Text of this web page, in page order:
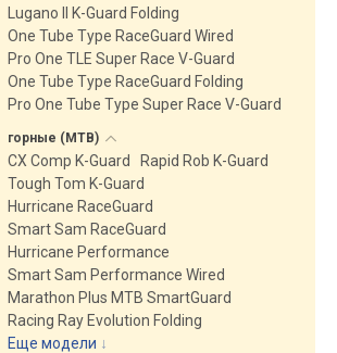
Lugano II K-Guard Folding
One Tube Type RaceGuard Wired
Pro One TLE Super Race V-Guard
One Tube Type RaceGuard Folding
Pro One Tube Type Super Race V-Guard
горные (MTB)
CX Comp K-Guard
Rapid Rob K-Guard
Tough Tom K-Guard
Hurricane RaceGuard
Smart Sam RaceGuard
Hurricane Performance
Smart Sam Performance Wired
Marathon Plus MTB SmartGuard
Racing Ray Evolution Folding
Еще модели ↓